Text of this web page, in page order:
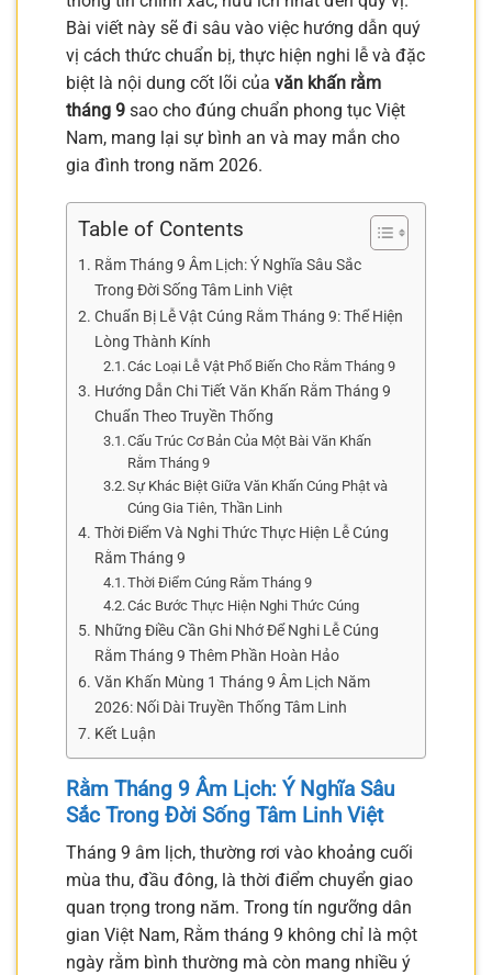
Bài viết này sẽ đi sâu vào việc hướng dẫn quý
vị cách thức chuẩn bị, thực hiện nghi lễ và đặc
biệt là nội dung cốt lõi của văn khấn rằm
tháng 9 sao cho đúng chuẩn phong tục Việt
Nam, mang lại sự bình an và may mắn cho
gia đình trong năm 2026.
Table of Contents
Rằm Tháng 9 Âm Lịch: Ý Nghĩa Sâu Sắc
Trong Đời Sống Tâm Linh Việt
Chuẩn Bị Lễ Vật Cúng Rằm Tháng 9: Thể Hiện
Lòng Thành Kính
Các Loại Lễ Vật Phổ Biến Cho Rằm Tháng 9
Hướng Dẫn Chi Tiết Văn Khấn Rằm Tháng 9
Chuẩn Theo Truyền Thống
Cấu Trúc Cơ Bản Của Một Bài Văn Khấn
Rằm Tháng 9
Sự Khác Biệt Giữa Văn Khấn Cúng Phật và
Cúng Gia Tiên, Thần Linh
Thời Điểm Và Nghi Thức Thực Hiện Lễ Cúng
Rằm Tháng 9
Thời Điểm Cúng Rằm Tháng 9
Các Bước Thực Hiện Nghi Thức Cúng
Những Điều Cần Ghi Nhớ Để Nghi Lễ Cúng
Rằm Tháng 9 Thêm Phần Hoàn Hảo
Văn Khấn Mùng 1 Tháng 9 Âm Lịch Năm
2026: Nối Dài Truyền Thống Tâm Linh
Kết Luận
Rằm Tháng 9 Âm Lịch: Ý Nghĩa Sâu
Sắc Trong Đời Sống Tâm Linh Việt
Tháng 9 âm lịch, thường rơi vào khoảng cuối
mùa thu, đầu đông, là thời điểm chuyển giao
quan trọng trong năm. Trong tín ngưỡng dân
gian Việt Nam, Rằm tháng 9 không chỉ là một
ngày rằm bình thường mà còn mang nhiều ý